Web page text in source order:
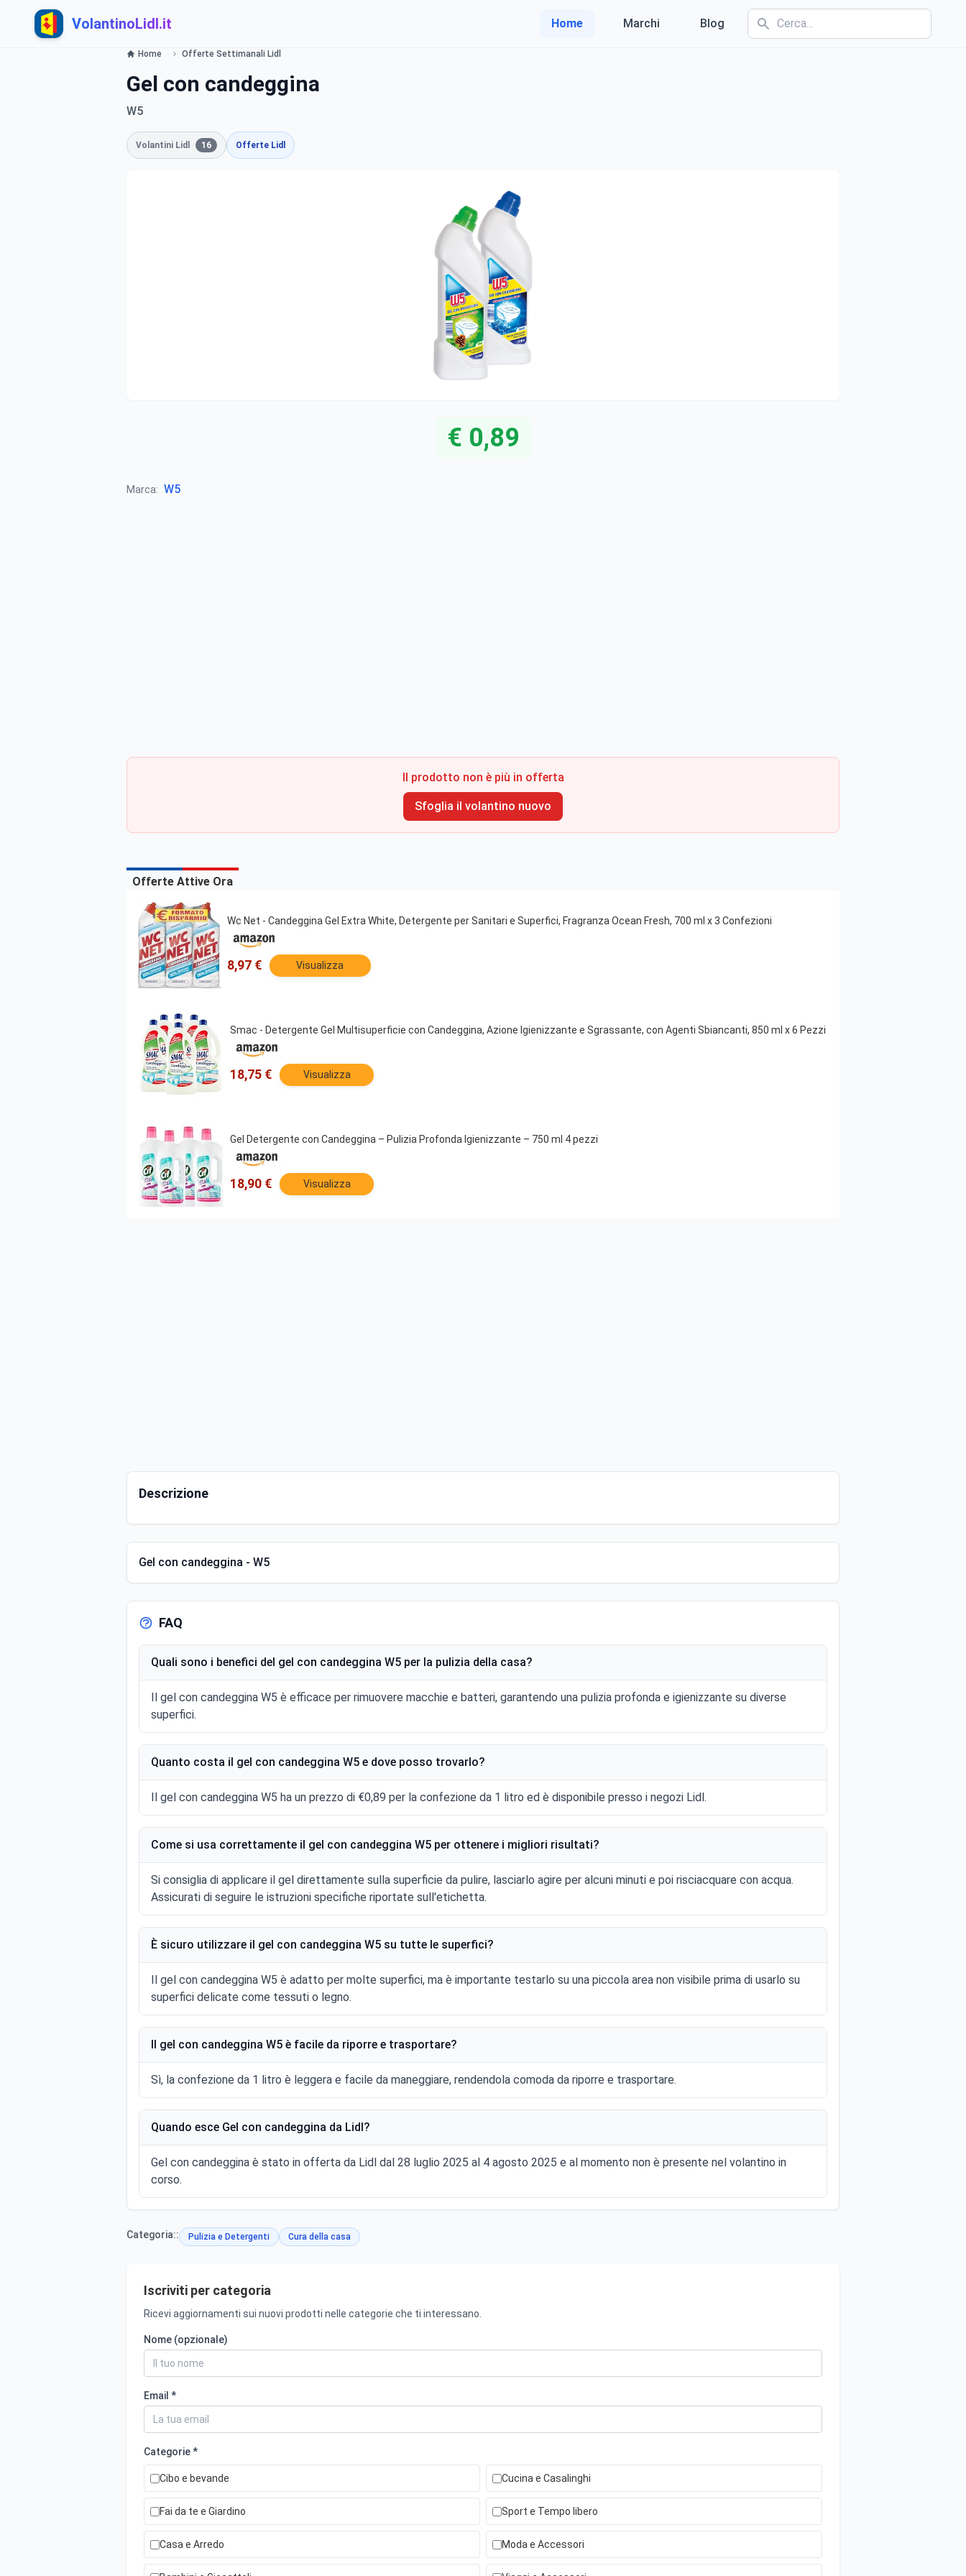
VolantinoLidl.it Home Marchi Blog
Home Offerte Settimanali Lidl
Gel con candeggina
W5
Volantini Lidl 16 Offerte Lidl
€ 0,89
Marca: W5
Il prodotto non è più in offerta
Sfoglia il volantino nuovo
Offerte Attive Ora
Wc Net - Candeggina Gel Extra White, Detergente per Sanitari e Superfici, Fragranza Ocean Fresh, 700 ml x 3 Confezioni
8,97 € Visualizza
Smac - Detergente Gel Multisuperficie con Candeggina, Azione Igienizzante e Sgrassante, con Agenti Sbiancanti, 850 ml x 6 Pezzi
18,75 € Visualizza
Gel Detergente con Candeggina – Pulizia Profonda Igienizzante – 750 ml 4 pezzi
18,90 € Visualizza
Descrizione
Gel con candeggina - W5
FAQ
Quali sono i benefici del gel con candeggina W5 per la pulizia della casa?
Il gel con candeggina W5 è efficace per rimuovere macchie e batteri, garantendo una pulizia profonda e igienizzante su diverse
superfici.
Quanto costa il gel con candeggina W5 e dove posso trovarlo?
Il gel con candeggina W5 ha un prezzo di €0,89 per la confezione da 1 litro ed è disponibile presso i negozi Lidl.
Come si usa correttamente il gel con candeggina W5 per ottenere i migliori risultati?
Si consiglia di applicare il gel direttamente sulla superficie da pulire, lasciarlo agire per alcuni minuti e poi risciacquare con acqua.
Assicurati di seguire le istruzioni specifiche riportate sull'etichetta.
È sicuro utilizzare il gel con candeggina W5 su tutte le superfici?
Il gel con candeggina W5 è adatto per molte superfici, ma è importante testarlo su una piccola area non visibile prima di usarlo su
superfici delicate come tessuti o legno.
Il gel con candeggina W5 è facile da riporre e trasportare?
Sì, la confezione da 1 litro è leggera e facile da maneggiare, rendendola comoda da riporre e trasportare.
Quando esce Gel con candeggina da Lidl?
Gel con candeggina è stato in offerta da Lidl dal 28 luglio 2025 al 4 agosto 2025 e al momento non è presente nel volantino in
corso.
Categoria:: Pulizia e Detergenti Cura della casa
Iscriviti per categoria
Ricevi aggiornamenti sui nuovi prodotti nelle categorie che ti interessano.
Nome (opzionale)
Email *
Categorie *
Cibo e bevande Cucina e Casalinghi
Fai da te e Giardino Sport e Tempo libero
Casa e Arredo Moda e Accessori